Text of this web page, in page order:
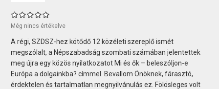
Még nincs értékelve
A régi, SZDSZ-hez kötődő 12 közéleti szereplő ismét
megszólalt, a Népszabadság szombati számában jelentettek
meg újra egy közös nyilatkozatot Mi és ők – beleszóljon-e
Európa a dolgainkba? címmel. Bevallom Önöknek, fárasztó,
érdektelen és tartalmatlan megnyilvánulás ez. Fölösleges volt